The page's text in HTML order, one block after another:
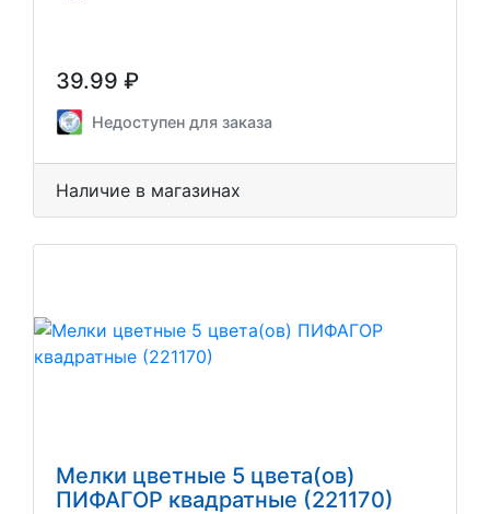
39.99 ₽
Недоступен для заказа
Наличие в магазинах
Мелки цветные 5 цвета(ов)
ПИФАГОР квадратные (221170)